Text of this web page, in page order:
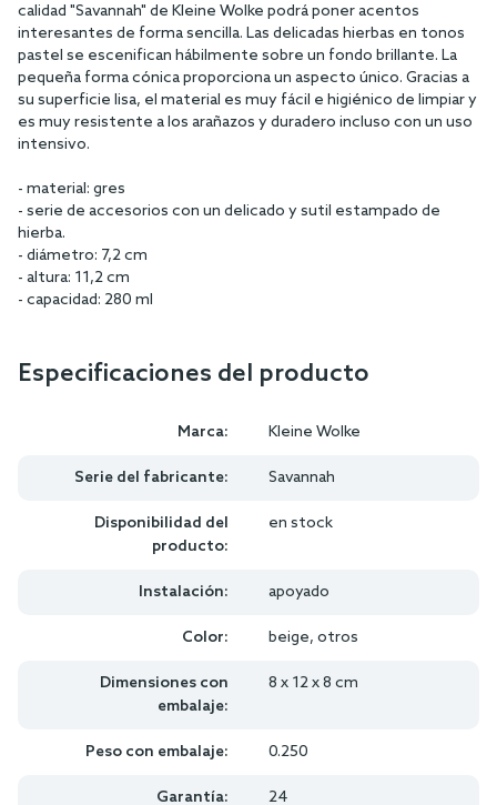
calidad "Savannah" de Kleine Wolke podrá poner acentos
interesantes de forma sencilla. Las delicadas hierbas en tonos
pastel se escenifican hábilmente sobre un fondo brillante. La
pequeña forma cónica proporciona un aspecto único. Gracias a
su superficie lisa, el material es muy fácil e higiénico de limpiar y
es muy resistente a los arañazos y duradero incluso con un uso
intensivo.
- material: gres
- serie de accesorios con un delicado y sutil estampado de
hierba.
- diámetro: 7,2 cm
- altura: 11,2 cm
- capacidad: 280 ml
Especificaciones del producto
Marca: Kleine Wolke
Serie del fabricante: Savannah
Disponibilidad del
producto:
en stock
Instalación: apoyado
Color: beige, otros
Dimensiones con
embalaje:
8 x 12 x 8 cm
Peso con embalaje: 0.250
Garantía: 24